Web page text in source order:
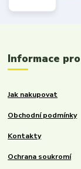
Informace
Jak nakupovat
Obchodní podmínky
Kontakty
Ochrana soukromí